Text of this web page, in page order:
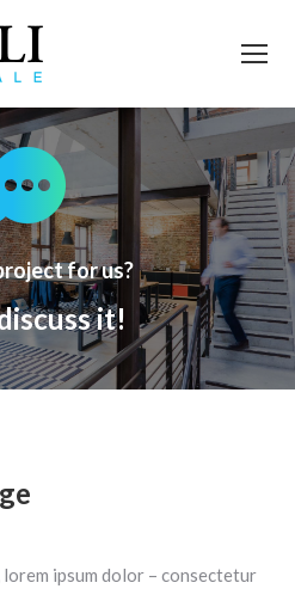
for us?
it!
ipsum dolor – consectetur